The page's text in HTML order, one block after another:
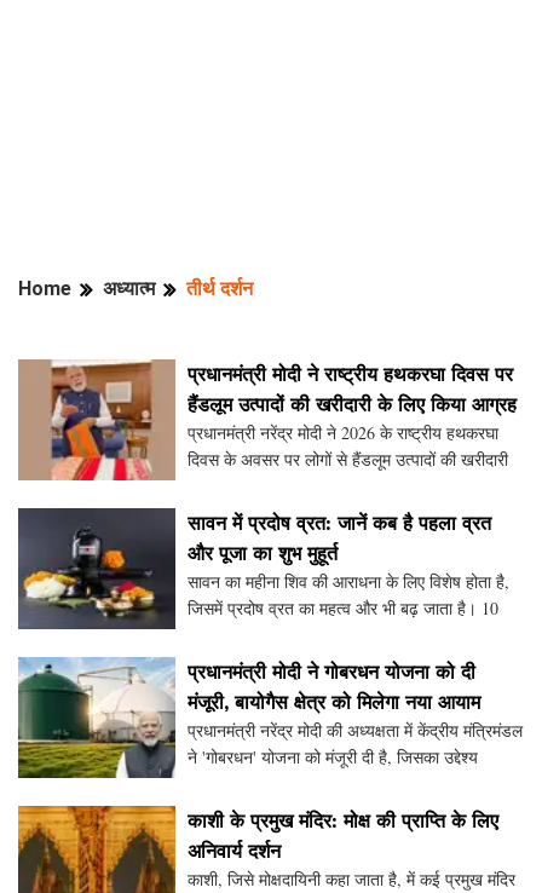
Home अध्यात्म तीर्थ दर्शन
प्रधानमंत्री मोदी ने राष्ट्रीय हथकरघा दिवस पर
हैंडलूम उत्पादों की खरीदारी के लिए किया आग्रह
प्रधानमंत्री नरेंद्र मोदी ने 2026 के राष्ट्रीय हथकरघा
दिवस के अवसर पर लोगों से हैंडलूम उत्पादों की खरीदारी
अपील की है। उन्होंने कहा कि यह दिन बुनकरों और
सावन में प्रदोष व्रत: जानें कब है पहला व्रत
और पूजा का शुभ मुहूर्त
सावन का महीना शिव की आराधना के लिए विशेष होता है,
जिसमें प्रदोष व्रत का महत्व और भी बढ़ जाता है। 10
दिन पूजा का शुभ मुहूर्त शाम 7:09 से 9:23 बजे तक है।
प्रधानमंत्री मोदी ने गोबरधन योजना को दी
मंजूरी, बायोगैस क्षेत्र को मिलेगा नया आयाम
प्रधानमंत्री नरेंद्र मोदी की अध्यक्षता में केंद्रीय मंत्रिमंडल
ने 'गोबरधन' योजना को मंजूरी दी है, जिसका उद्देश्य
पहुंचाना है। यह योजना 2027 से 2036 तक
काशी के प्रमुख मंदिर: मोक्ष की प्राप्ति के लिए
अनिवार्य दर्शन
काशी, जिसे मोक्षदायिनी कहा जाता है, में कई प्रमुख मंदिर